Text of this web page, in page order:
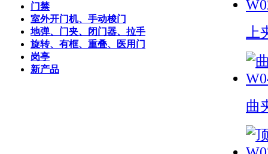
门禁
室外开门机、手动梭门
地弹、门夹、闭门器、拉手
旋转、有框、重叠、医用门
岗亭
新产品
曲